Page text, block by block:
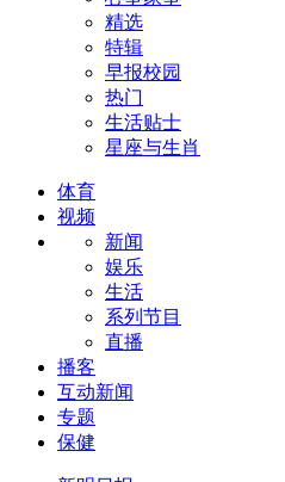
精选
特辑
早报校园
热门
生活贴士
星座与生肖
体育
视频
新闻
娱乐
生活
系列节目
直播
播客
互动新闻
专题
保健